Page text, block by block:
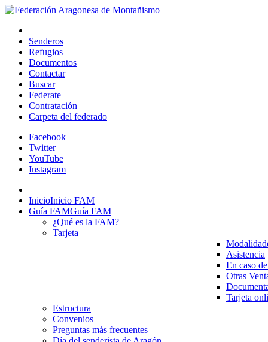
Senderos
Refugios
Documentos
Contactar
Buscar
Federate
Contratación
Carpeta del federado
Facebook
Twitter
YouTube
Instagram
InicioInicio FAM
Guía FAMGuía FAM
¿Qué es la FAM?
Tarjeta
Asistencia
En caso
Otras
Tarjeta
Estructura
Convenios
Preguntas más frecuentes